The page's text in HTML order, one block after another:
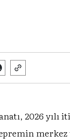
2026
merkez